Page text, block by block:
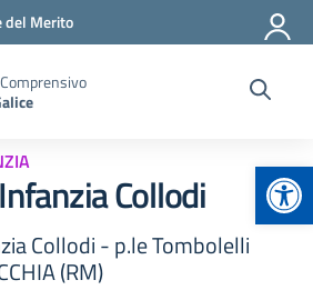
del Merito
Collodi
Collodi - p.le Tombolelli
(RM)